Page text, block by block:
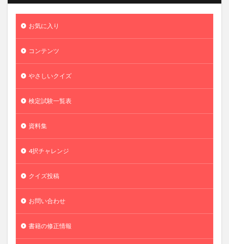
お気に入り
コンテンツ
やさしいクイズ
検定試験一覧表
資料集
4択チャレンジ
クイズ投稿
お問い合わせ
書籍の修正情報